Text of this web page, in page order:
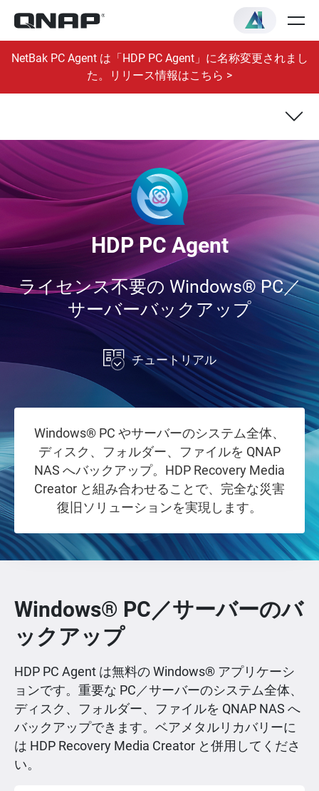
NetBak PC Agent は「HDP PC Agent」に名称変更されまし
た。リリース情報はこちら >
概要
クイックスタートガイド
HDP Recovery Media Creator
HDP PC Agent
ライセンス不要の Windows® PC／
サーバーバックアップ
Windows® PC やサーバーのシステム全体、
ディスク、フォルダー、ファイルを QNAP
NAS へバックアップ。HDP Recovery Media
Creator と組み合わせることで、完全な災害
復旧ソリューションを実現します。
チュートリアル
Windows® PC／サーバーのバ
ックアップ
HDP PC Agent は無料の Windows® アプリケーシ
ョンです。重要な PC／サーバーのシステム全体、
ディスク、フォルダー、ファイルを QNAP NAS へ
バックアップできます。ベアメタルリカバリーに
は HDP Recovery Media Creator と併用してくださ
い。